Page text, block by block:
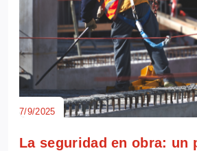
7/9/2025
La seguridad en obra: un